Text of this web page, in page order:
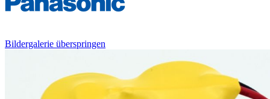
Bildergalerie überspringen